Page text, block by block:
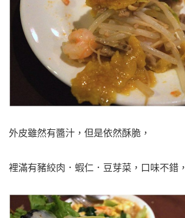
外皮雖然有醬汁，但是依然酥脆，
裡滿有豬絞肉．蝦仁．豆芽菜，口味不錯，